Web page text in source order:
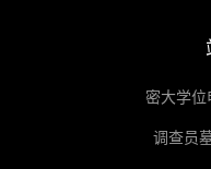
密大学位
调查员